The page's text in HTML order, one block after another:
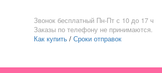
Звонок бесплатный Пн-Пт с 10 до 17 ч
Заказы по телефону не принимаются.
Как купить / Сроки отправок